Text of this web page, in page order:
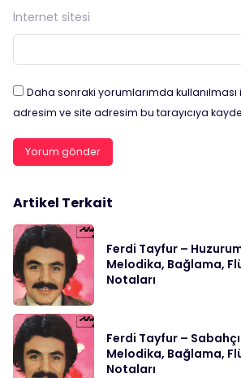
İnternet sitesi
Daha sonraki yorumlarımda
adresim ve site adresim bu tarayıcıya
Artikel Terkait
Ferdi Tayfur –
Melodika, Bağlama,
Notaları
Ferdi Tayfur –
Melodika, Bağlama,
Notaları